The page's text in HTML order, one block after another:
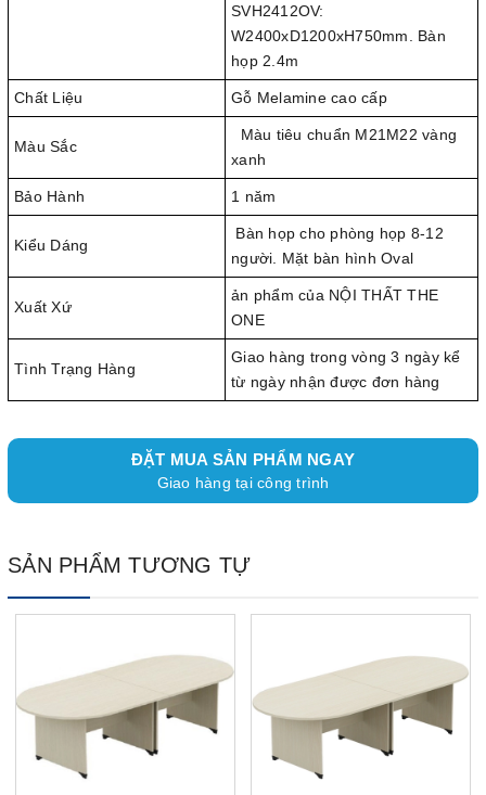
SVH2412OV:
W2400xD1200xH750mm. Bàn
họp 2.4m
Chất Liệu Gỗ Melamine cao cấp
Màu Sắc
Màu tiêu chuẩn M21M22 vàng
xanh
Bảo Hành 1 năm
Kiểu Dáng
Bàn họp cho phòng họp 8-12
người. Mặt bàn hình Oval
Xuất Xứ
ản phẩm của NỘI THẤT THE
ONE
Tình Trạng Hàng
Giao hàng trong vòng 3 ngày kể
từ ngày nhận được đơn hàng
ĐẶT MUA SẢN PHẨM NGAY
Giao hàng tại công trình
SẢN PHẨM TƯƠNG TỰ